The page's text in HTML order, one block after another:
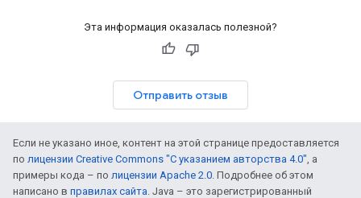
Эта информация оказалась полезной?
Отправить отзыв
Если не указано иное, контент на этой странице предоставляется
по лицензии Creative Commons "С указанием авторства 4.0", а
примеры кода – по лицензии Apache 2.0. Подробнее об этом
написано в правилах сайта. Java – это зарегистрированный